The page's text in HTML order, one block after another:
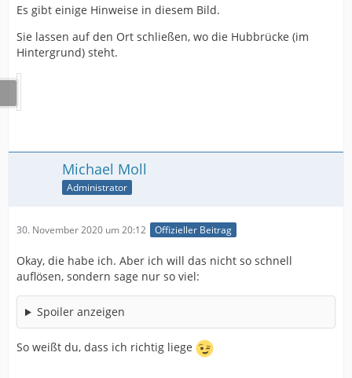
Es gibt einige Hinweise in diesem Bild.
Sie lassen auf den Ort schließen, wo die Hubbrücke (im
Hintergrund) steht.
Michael Moll
Administrator
30. November 2020 um 20:12 Offizieller Beitrag
Okay, die habe ich. Aber ich will das nicht so schnell
auflösen, sondern sage nur so viel:
Spoiler anzeigen
So weißt du, dass ich richtig liege